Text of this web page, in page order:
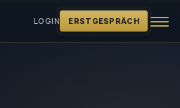
LOGIN ERSTGESPRÄCH